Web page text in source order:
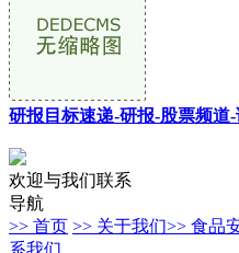
研报目标速递-研报-股票频道
欢迎与我们联系
导航
>> 首页 >> 关于我们>> 食品
系我们